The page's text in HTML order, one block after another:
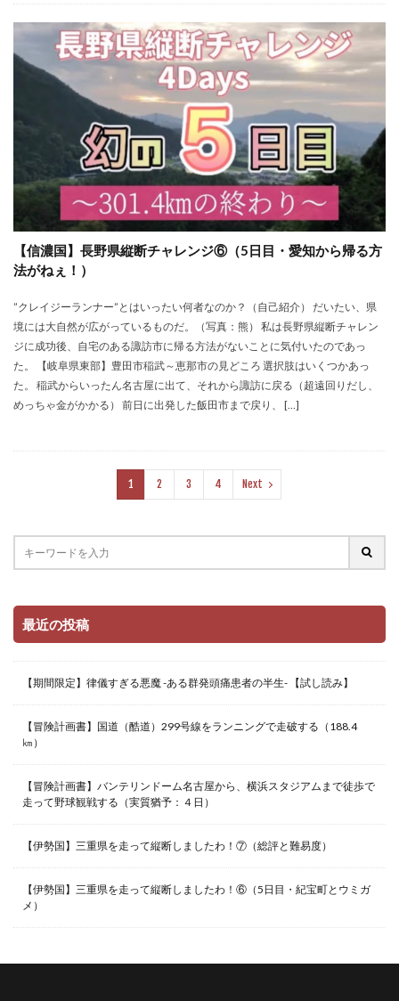
【信濃国】長野県縦断チャレンジ⑥（5日目・愛知から帰る方
法がねぇ！）
”クレイジーランナー”とはいったい何者なのか？（自己紹介） だいたい、県
境には大自然が広がっているものだ。（写真：熊） 私は長野県縦断チャレン
ジに成功後、自宅のある諏訪市に帰る方法がないことに気付いたのであっ
た。 【岐阜県東部】豊田市稲武～恵那市の見どころ 選択肢はいくつかあっ
た。 稲武からいったん名古屋に出て、それから諏訪に戻る（超遠回りだし、
めっちゃ金がかかる） 前日に出発した飯田市まで戻り、 […]
1 2 3 4 Next
最近の投稿
【期間限定】律儀すぎる悪魔 -ある群発頭痛患者の半生- 【試し読み】
【冒険計画書】国道（酷道）299号線をランニングで走破する（188.4
㎞）
【冒険計画書】バンテリンドーム名古屋から、横浜スタジアムまで徒歩で
走って野球観戦する（実質猶予：４日）
【伊勢国】三重県を走って縦断しましたわ！⑦（総評と難易度）
【伊勢国】三重県を走って縦断しましたわ！⑥（5日目・紀宝町とウミガ
メ）